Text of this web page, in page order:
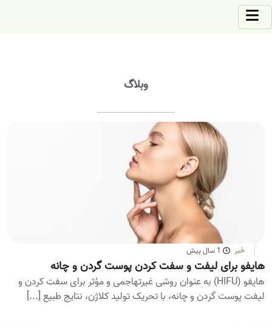
وبلاگ
خبر 1 سال پیش
هایفو برای لیفت و سفت‌ کردن پوست گردن و چانه
هایفو (HIFU) به عنوان روشی غیرتهاجمی و مؤثر برای سفت کردن و
لیفت پوست گردن و چانه، با تحریک تولید کلاژن، نتایج طبیع [...]